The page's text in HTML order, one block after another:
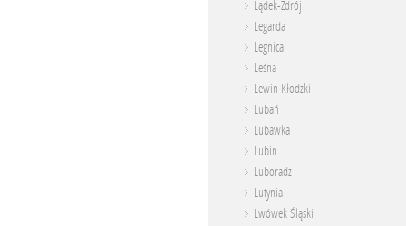
Lądek-Zdrój
Legarda
Legnica
Leśna
Lewin Kłodzki
Lubań
Lubawka
Lubin
Luboradz
Lutynia
Lwówek Śląski